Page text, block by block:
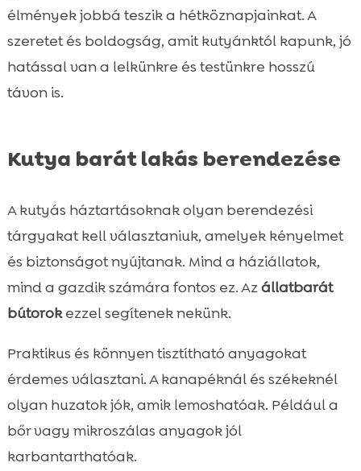
élmények jobbá teszik a hétköznapjainkat. A
szeretet és boldogság, amit kutyánktól kapunk, jó
hatással van a lelkünkre és testünkre hosszú
távon is.
Kutya barát lakás berendezése
A kutyás háztartásoknak olyan berendezési
tárgyakat kell választaniuk, amelyek kényelmet
és biztonságot nyújtanak. Mind a háziállatok,
mind a gazdik számára fontos ez. Azállatbarát
bútorokezzel segítenek nekünk.
Praktikus és könnyen tisztítható anyagokat
érdemes választani. A kanapéknál és székeknél
olyan huzatok jók, amik lemoshatóak. Például a
bőr vagy mikroszálas anyagok jól
karbantarthatóak.